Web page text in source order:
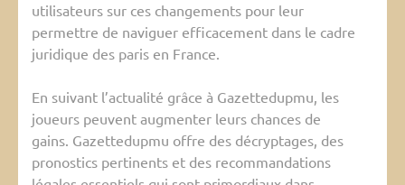
utilisateurs sur ces changements pour leur
permettre de naviguer efficacement dans le cadre
juridique des paris en France.
En suivant l’actualité grâce à Gazettedupmu, les
joueurs peuvent augmenter leurs chances de
gains. Gazettedupmu offre des décryptages, des
pronostics pertinents et des recommandations